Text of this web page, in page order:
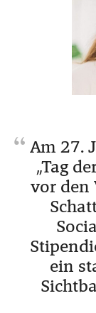
Am 27.
„Tag
vor den
ein